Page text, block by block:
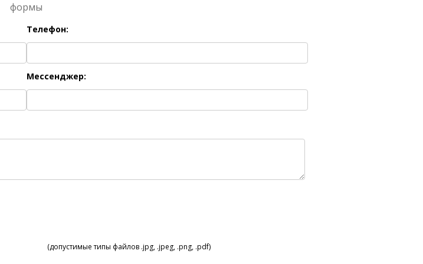
формы
Телефон:
Мессенджер:
(допустимые типы файлов .jpg, .jpeg, .png, .pdf)